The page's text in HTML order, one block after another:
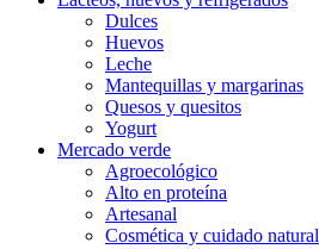
Dulces
Huevos
Leche
Mantequillas y margarinas
Quesos y quesitos
Yogurt
Mercado verde
Agroecológico
Alto en proteína
Artesanal
Cosmética y cuidado natural